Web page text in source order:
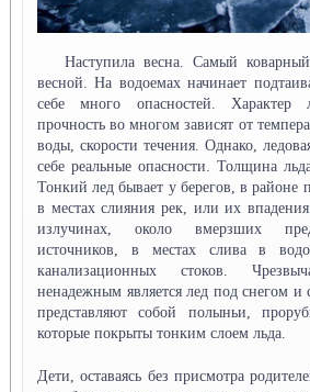
Наступила весна. Самый
весной. На водоемах начинает
себе много опасностей. Характер
прочность во многом зависят от
воды, скорости течения. Однако,
себе реальные опасности. Толщина
Тонкий лед бывает у берегов, в районе
в местах слияния рек, или их
излучинах, около вмерзших
источников, в местах слива в
канализационных стоков.
ненадежным является лед под снегом и
представляют собой полыньи,
которые покрыты тонким слоем льда.
Дети, оставаясь без присмотра